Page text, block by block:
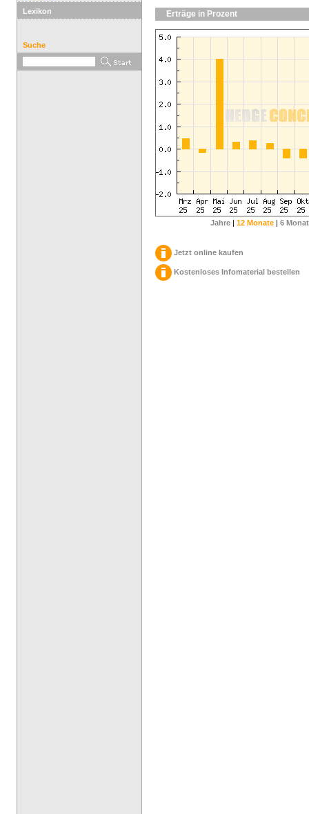
Lexikon
Suche
Erträge in Prozent
Jahre | 12 Monate | 6
Jetzt online kaufen
Kostenloses Infomaterial bestellen